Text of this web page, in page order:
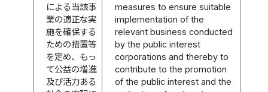
による当該事
業の適正な実
施を確保する
ための措置等
を定め、もっ
て公益の増進
及び活力ある
measures to ensure suitable
implementation of the
relevant business conducted
by the public interest
corporations and thereby to
contribute to the promotion
of the public interest and the